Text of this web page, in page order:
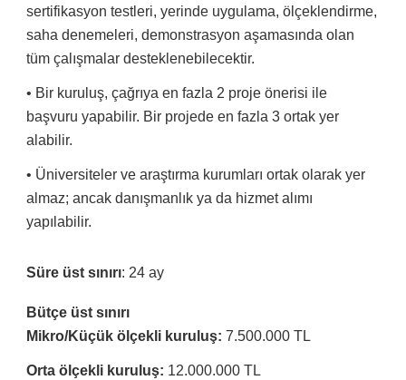
sertifikasyon testleri, yerinde uygulama, ölçeklendirme,
saha denemeleri, demonstrasyon aşamasında olan
tüm çalışmalar desteklenebilecektir.
• Bir kuruluş, çağrıya en fazla 2 proje önerisi ile
başvuru yapabilir. Bir projede en fazla 3 ortak yer
alabilir.
• Üniversiteler ve araştırma kurumları ortak olarak yer
almaz; ancak danışmanlık ya da hizmet alımı
yapılabilir.
Süre üst sınırı: 24 ay
Bütçe üst sınırı
Mikro/Küçük ölçekli kuruluş: 7.500.000 TL
Orta ölçekli kuruluş: 12.000.000 TL